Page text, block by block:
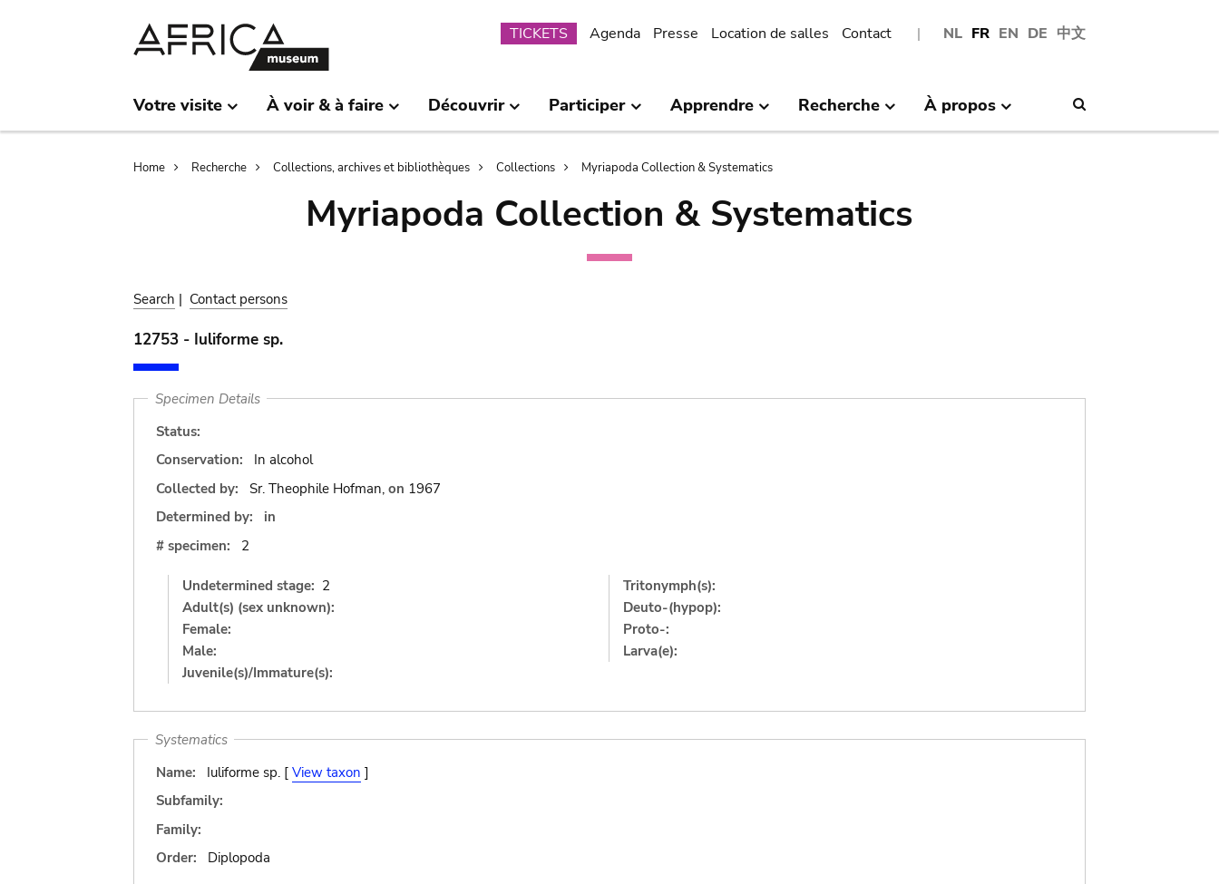
NL FR EN DE 中文
Submenu
TICKETS Agenda Presse Location de salles Contact
Votre visite À voir & à faire Découvrir Participer Apprendre Recherche À propos
Breadcrumb
Home Recherche Collections, archives et bibliothèques Collections Myriapoda Collection & Systematics
Myriapoda Collection & Systematics
Search | Contact persons
12753 - Iuliforme sp.
Specimen Details
Status:
Conservation:
In alcohol
Collected by:
Sr. Theophile Hofman, on 1967
Determined by:
in
# specimen:
2
Undetermined stage: 2
Adult(s) (sex unknown):
Female:
Male:
Juvenile(s)/Immature(s):
Tritonymph(s):
Deuto-(hypop):
Proto-:
Larva(e):
Systematics
Name:
Iuliforme sp. [ View taxon ]
Subfamily:
Family:
Order:
Diplopoda